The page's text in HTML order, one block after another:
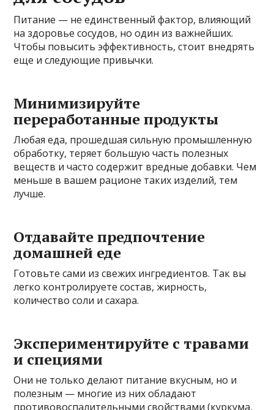
Питание — не единственный фактор, влияющий
на здоровье сосудов, но один из важнейших.
Чтобы повысить эффективность, стоит внедрять
еще и следующие привычки.
Минимизируйте
переработанные продукты
Любая еда, прошедшая сильную промышленную
обработку, теряет большую часть полезных
веществ и часто содержит вредные добавки. Чем
меньше в вашем рационе таких изделий, тем
лучше.
Отдавайте предпочтение
домашней еде
Готовьте сами из свежих ингредиентов. Так вы
легко контролируете состав, жирность,
количество соли и сахара.
Экспериментируйте с травами
и специями
Они не только делают питание вкусным, но и
полезным — многие из них обладают
противовоспалительными свойствами (куркума,